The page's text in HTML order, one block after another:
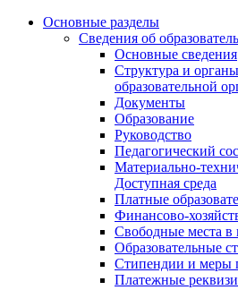
Основные разделы
Сведения об
Основные сведения
Структура и
образовательной
Документы
Образование
Руководство
Педагогический
Материально-
Доступная среда
Платные
Финансово-
Свободные места в
Образовательные
Стипендии и меры
Платежные